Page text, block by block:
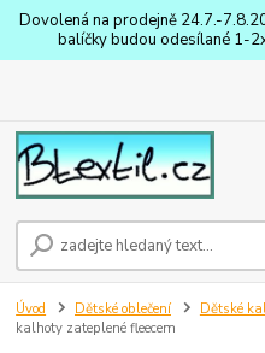
Dovolená na prodejně 24.7.-
balíčky budou odesílané 1-
Úvod Dětské oblečení Dětské
kalhoty zateplené fleecem